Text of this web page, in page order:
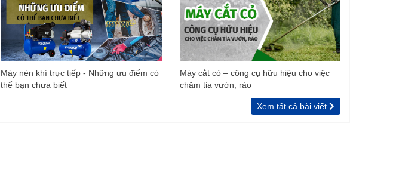
Máy nén khí trực tiếp - Những ưu điểm có
thể bạn chưa biết
Máy cắt cỏ – công cụ hữu hiệu cho việc
chăm tỉa vườn, rào
Xem tất cả bài viết